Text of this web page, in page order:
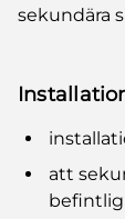
sekundära
att